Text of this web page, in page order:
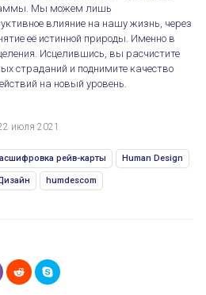
Мы можем лишь
влияние на нашу жизнь, через
её истинной природы. Именно в
Исцелившись, вы расчистите
страданий и поднимите качество
на новый уровень.
июля 2021
рейв-карты Human Design
humdescom